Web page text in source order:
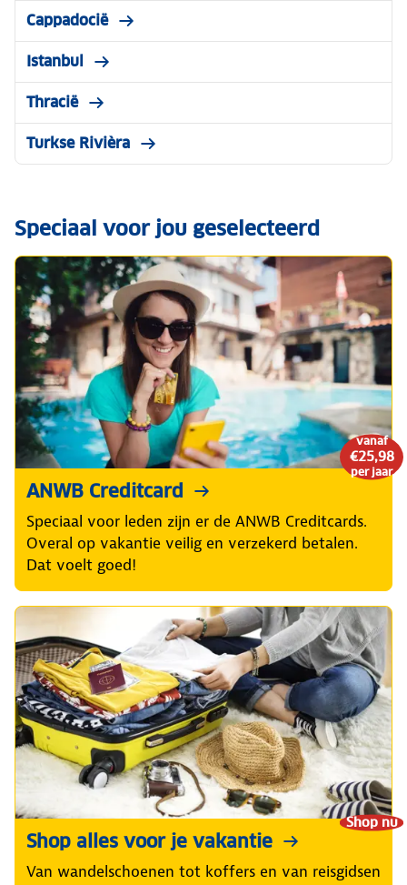
Cappadocië
Istanbul
Thracië
Turkse Rivièra
Speciaal voor jou geselecteerd
vanaf
€25,98
per jaar
ANWB Creditcard
Speciaal voor leden zijn er de ANWB Creditcards.
Overal op vakantie veilig en verzekerd betalen.
Dat voelt goed!
Shop nu
Shop alles voor je vakantie
Van wandelschoenen tot koffers en van reisgidsen